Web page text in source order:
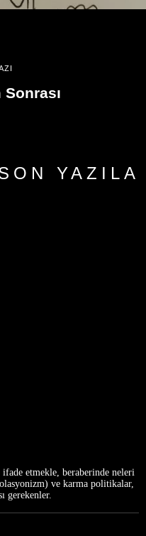
etmekle, beraberinde neleri
ve karma politikalar,
gerekenler.